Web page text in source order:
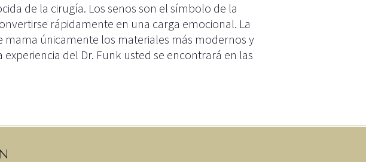
de la cirugía. Los senos son el símbolo de la
rápidamente en una carga emocional. La
mama únicamente los materiales más modernos y
del Dr. Funk usted se encontrará en las